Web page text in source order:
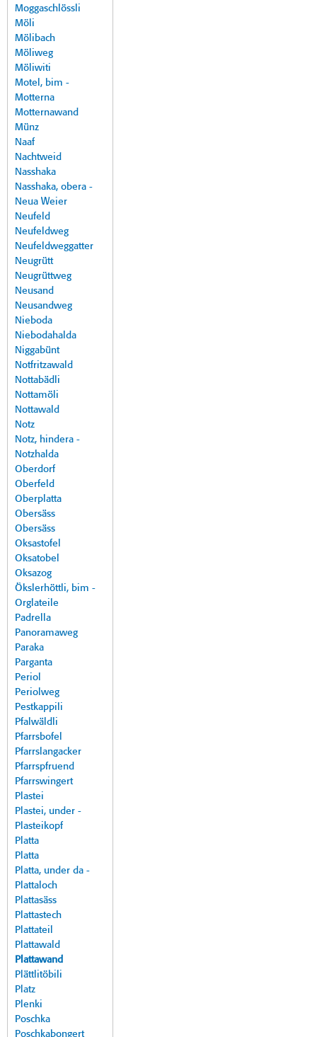
Moggaschlössli
Möli
Mölibach
Möliweg
Möliwiti
Motel, bim -
Motterna
Motternawand
Münz
Naaf
Nachtweid
Nasshaka
Nasshaka, obera -
Neua Weier
Neufeld
Neufeldweg
Neufeldweggatter
Neugrütt
Neugrüttweg
Neusand
Neusandweg
Nieboda
Niebodahalda
Niggabünt
Notfritzawald
Nottabädli
Nottamöli
Nottawald
Notz
Notz, hindera -
Notzhalda
Oberdorf
Oberfeld
Oberplatta
Obersäss
Obersäss
Oksastofel
Oksatobel
Oksazog
Ökslerhöttli, bim -
Orglateile
Padrella
Panoramaweg
Paraka
Parganta
Periol
Periolweg
Pestkappili
Pfalwäldli
Pfarrsbofel
Pfarrslangacker
Pfarrspfruend
Pfarrswingert
Plastei
Plastei, under -
Plasteikopf
Platta
Platta
Platta, under da -
Plattaloch
Plattasäss
Plattastech
Plattateil
Plattawald
Plattawand
Plättlitöbili
Platz
Plenki
Poschka
Poschkabongert